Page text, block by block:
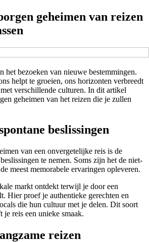
geheimen van reizen
het bezoeken van nieuwe bestemmingen.
helpt te groeien, ons horizonten verbreedt
verschillende culturen. In dit artikel
geheimen van het reizen die je zullen
beslissingen
van een onvergetelijke reis is de
te nemen. Soms zijn het de niet-
meest memorabele ervaringen opleveren.
markt ontdekt terwijl je door een
Hier proef je authentieke gerechten en
die hun cultuur met je delen. Dit soort
je reis een unieke smaak.
reizen